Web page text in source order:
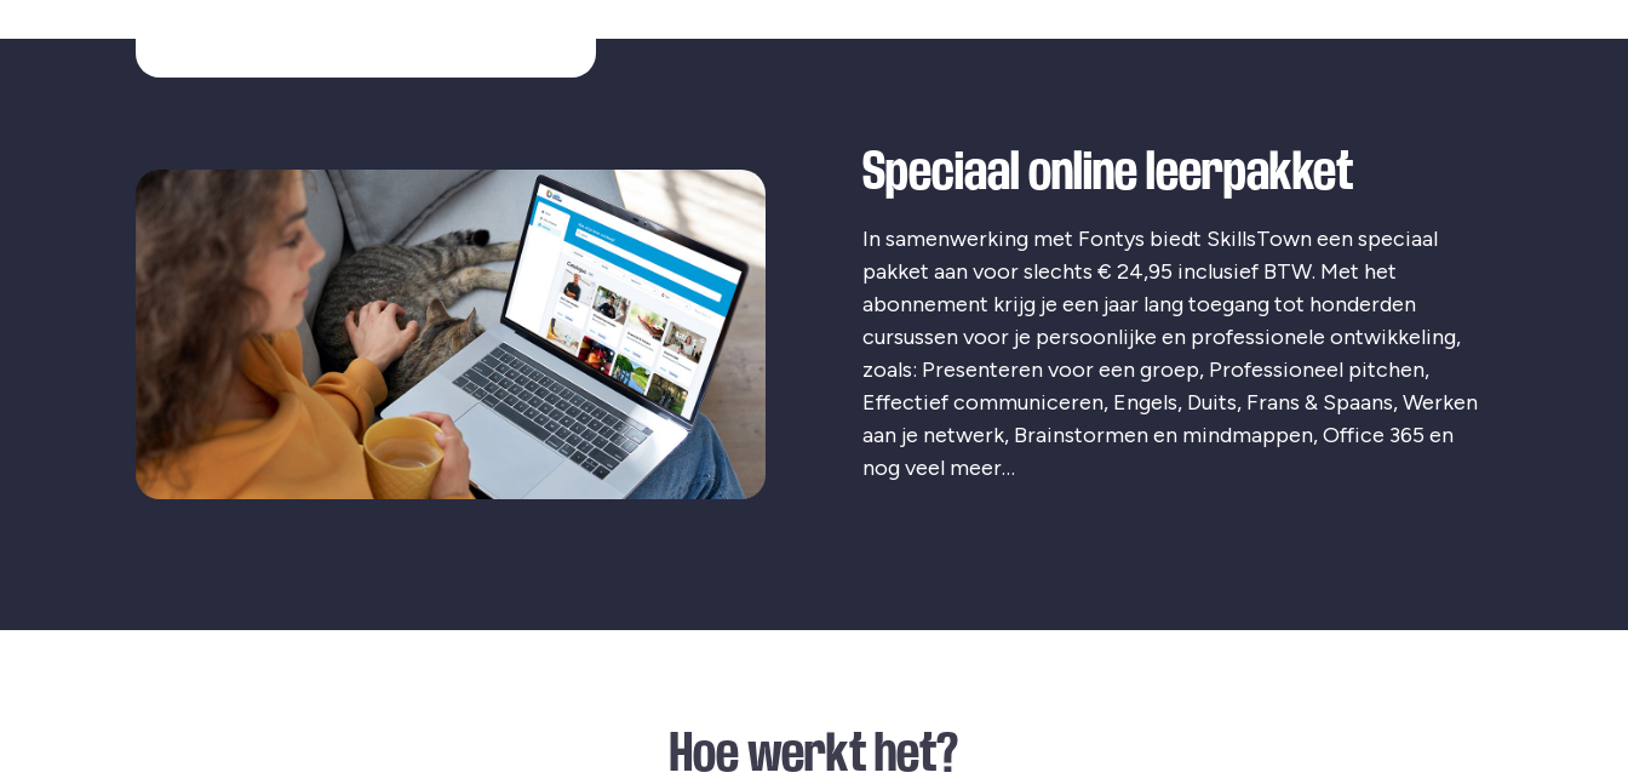
Speciaal online leerpakket
In samenwerking met Fontys biedt SkillsTown een speciaal
pakket aan voor slechts € 24,95 inclusief BTW. Met het
abonnement krijg je een jaar lang toegang tot honderden
cursussen voor je persoonlijke en professionele ontwikkeling,
zoals: Presenteren voor een groep, Professioneel pitchen,
Effectief communiceren, Engels, Duits, Frans & Spaans, Werken
aan je netwerk, Brainstormen en mindmappen, Office 365 en
nog veel meer…
Hoe werkt het?